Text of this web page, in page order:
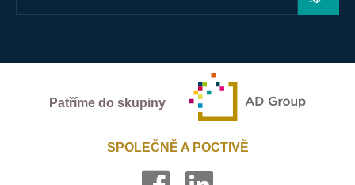
Patříme do skupiny
SPOLEČNĚ A POCTIVĚ